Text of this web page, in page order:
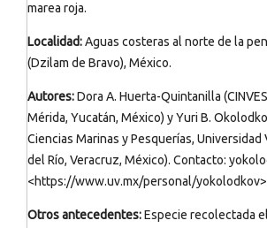
marea roja.
Localidad:Aguas costeras al norte de la
(Dzilam de Bravo), México.
Autores:Dora A. Huerta-Quintanilla
Mérida, Yucatán, México) y Yuri B.
Ciencias Marinas y Pesquerías, Universidad
del Río, Veracruz, México). Contacto:
<https://www.uv.mx/personal/yokolodkov>
Otros antecedentes:Especie recolectada